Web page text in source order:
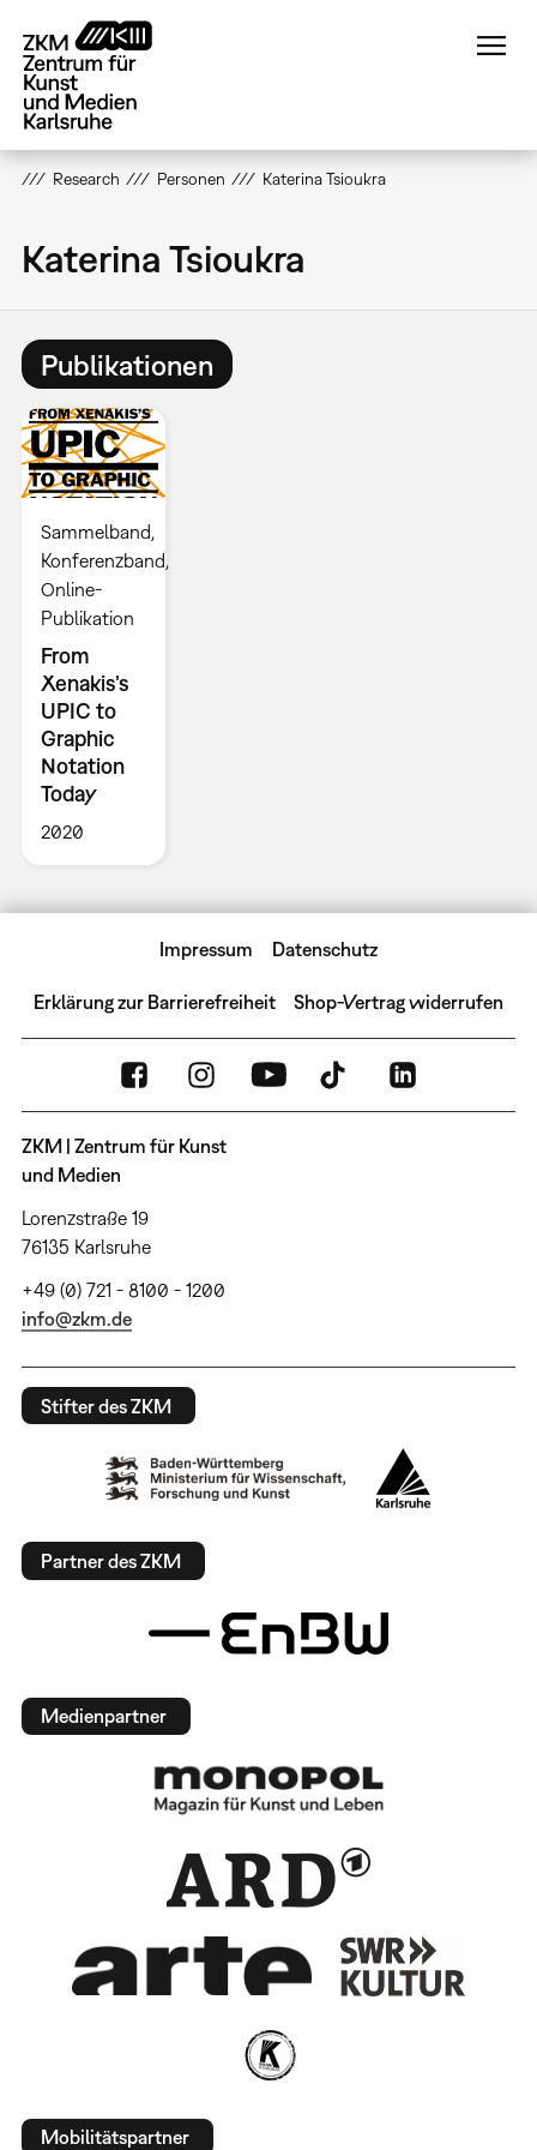
zum
Inhalt
Research Personen Katerina Tsioukra
Katerina Tsioukra
Publikationen
Sammelband
Konferenzband
Online-
Publikation
From
Xenakis’s
UPIC to
Graphic
Notation
Today
2020
Impressum Datenschutz
Erklärung zur Barrierefreiheit Shop-Vertrag widerrufen
ZKM | Zentrum für Kunst
und Medien
Lorenzstraße 19
76135 Karlsruhe
+49 (0) 721 - 8100 - 1200
info@zkm.de
Stifter des ZKM
Partner des ZKM
Medienpartner
Mobilitätspartner